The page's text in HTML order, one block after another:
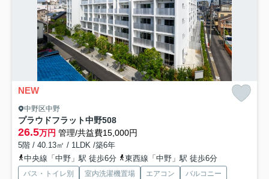
NEW
中野区中野
プラウドフラット中野508
26.5万円 管理/共益費15,000円
5階 / 40.13㎡ / 1LDK /築6年
中央線「中野」駅 徒歩6分
東西線「中野」駅 徒歩6分
バス・トイレ別 室内洗濯機置場 エアコン
バルコニー